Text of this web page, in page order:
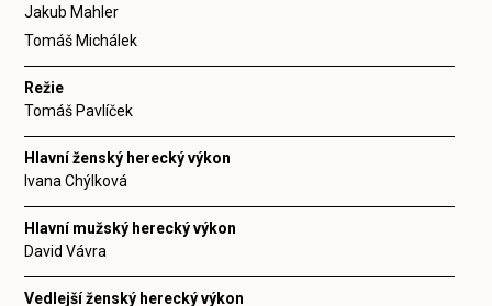
Jakub Mahler
Tomáš Michálek
Režie
Tomáš Pavlíček
Hlavní ženský herecký výkon
Ivana Chýlková
Hlavní mužský herecký výkon
David Vávra
Vedlejší ženský herecký výkon